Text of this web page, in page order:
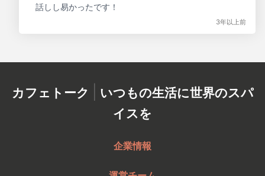
話しし易かったです！
3年以上前
カフェトーク | いつもの生活に世界のスパ
イスを
企業情報